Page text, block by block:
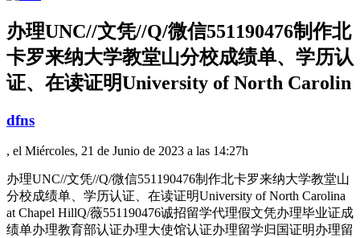
办理UNC//文凭//Q/微信551190476制作北
卡罗来纳大学教堂山分校成绩单、学历认
证、在读证明University of North Carolin
dfns
, el Miércoles, 21 de Junio de 2023 a las 14:27h
办理UNC//文凭//Q/微信551190476制作北卡罗来纳大学教堂山
分校成绩单、学历认证、在读证明University of North Carolina
at Chapel HillQ/薇551190476诚招留学代理假文凭办理毕业证成
绩单办理教育部认证办理大使馆认证办理留学归国证明办理留